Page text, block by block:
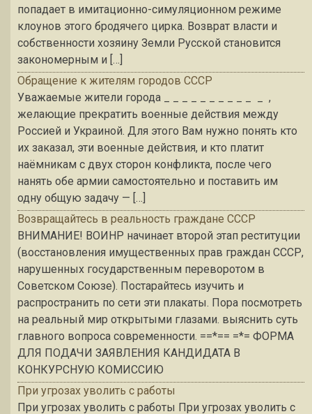
попадает в имитационно-симуляционном режиме
клоунов этого бродячего цирка. Возврат власти и
собственности хозяину Земли Русской становится
закономерным и […]
Обращение к жителям городов СССР
Уважаемые жители города _ _ _ _ _ _ _ _ _ _ _ ,
желающие прекратить военные действия между
Россией и Украиной. Для этого Вам нужно понять кто
их заказал, эти военные действия, и кто платит
наёмникам с двух сторон конфликта, после чего
нанять обе армии самостоятельно и поставить им
одну общую задачу — […]
Возвращайтесь в реальность граждане СССР
ВНИМАНИЕ! ВОИНР начинает второй этап реституции
(восстановления имущественных прав граждан СССР,
нарушенных государственным переворотом в
Советском Союзе). Постарайтесь изучить и
распространить по сети эти плакаты. Пора посмотреть
на реальный мир открытыми глазами. выяснить суть
главного вопроса современности. ==*== =*= ФОРМА
ДЛЯ ПОДАЧИ ЗАЯВЛЕНИЯ КАНДИДАТА В
КОНКУРСНУЮ КОМИССИЮ
При угрозах уволить с работы
При угрозах уволить с работы При угрозах уволить с